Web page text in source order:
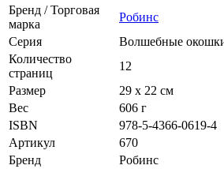
Бренд / Торговая
марка
Робинс
Серия
Волшебные
Количество
страниц
12
Размер
29 х 22 см
Вес
606 г
ISBN
978-5-4366-0619-4
Артикул
670
Бренд
Робинс